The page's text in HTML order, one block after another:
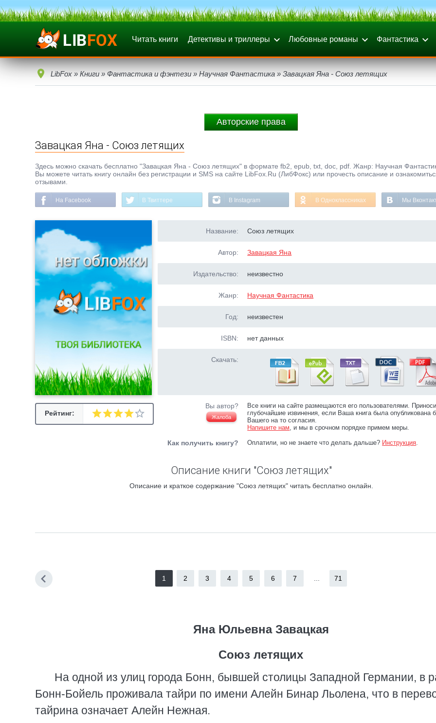
Читать книги Детективы и триллеры Любовные романы Фантастика
LibFox » Книги » Фантастика и фэнтези » Научная Фантастика » Завацкая Яна - Союз летящих
Авторские права
Завацкая Яна - Союз летящих
Здесь можно скачать бесплатно "Завацкая Яна - Союз летящих" в формате fb2, epub, txt, doc, pdf. Жанр: Научная
Вы можете читать книгу онлайн без регистрации и SMS на сайте LibFox.Ru (ЛибФокс) или прочесть описание и
отзывами.
На Facebook В Твиттере В Instagram В Одноклассниках Мы
Рейтинг:
Название: Союз летящих
Автор: Завацкая Яна
Издательство: неизвестно
Жанр: Научная Фантастика
Год: неизвестен
ISBN: нет данных
Скачать:
Вы автор?
Жалоба
Все книги на сайте размещаются его пользователями.
глубочайшие извинения, если Ваша книга была опубликована
Вашего на то согласия.
Напишите нам, и мы в срочном порядке примем меры.
Как получить книгу? Оплатили, но не знаете что делать дальше? Инструкция.
Описание книги "Союз летящих"
Описание и краткое содержание "Союз летящих" читать бесплатно онлайн.
1 2 3 4 5 6 7 71
Яна Юльевна Завацкая
Союз летящих
На одной из улиц города Бонн, бывшей столицы Западной Германии, в
Бонн-Бойель проживала тайри по имени Алейн Бинар Льолена, что в
тайрина означает Алейн Нежная.